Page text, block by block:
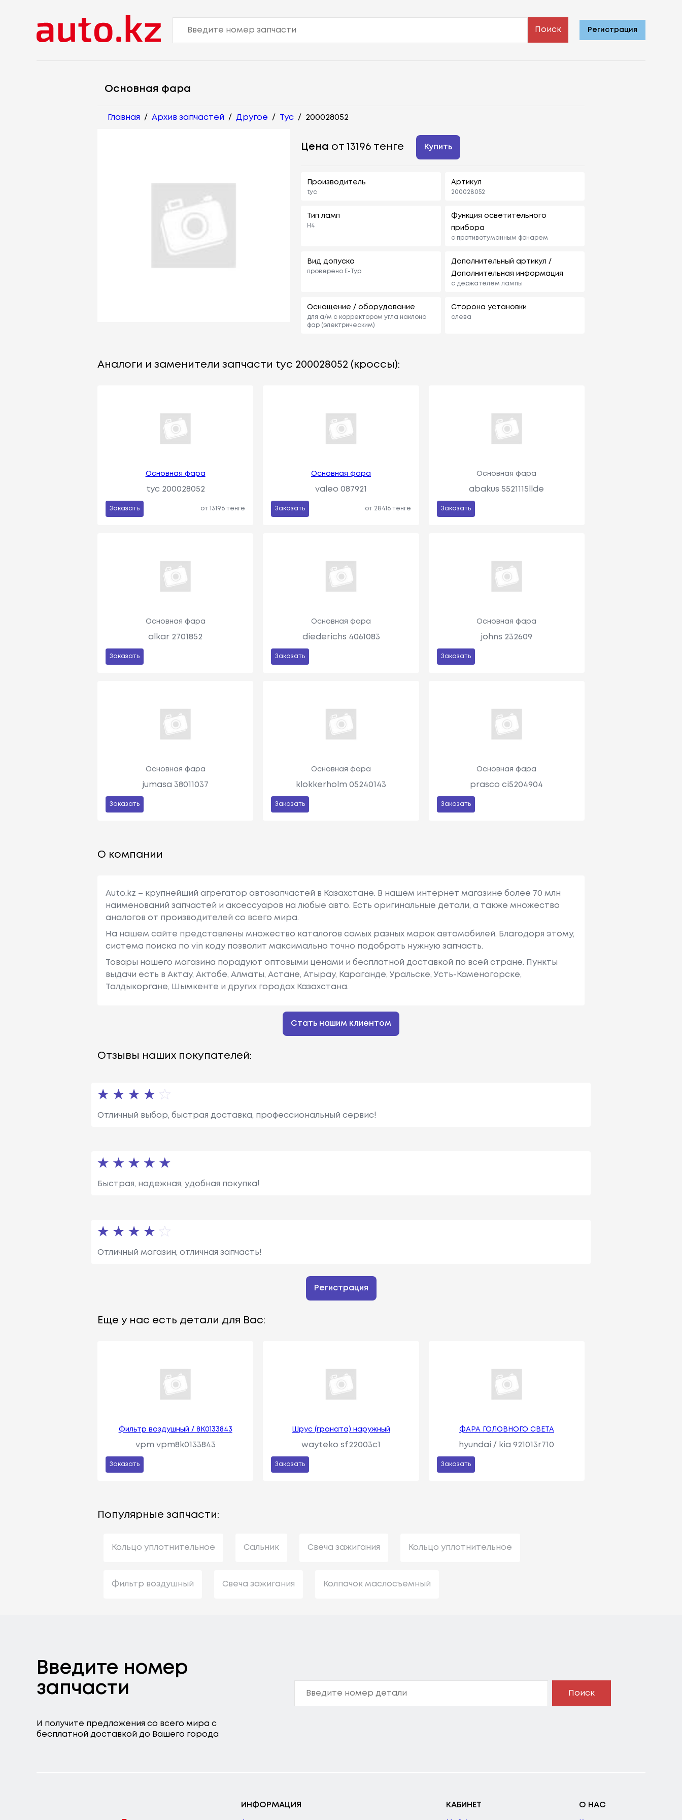
Поиск Регистрация
Основная фара
Главная / Архив запчастей / Другое / Tyc / 200028052
Цена от 13196 тенге Купить
Производитель
tyc
Артикул
200028052
Тип ламп
H4
Функция осветительного
прибора
с противотуманным фонарем
Вид допуска
проверено E-Typ
Дополнительный артикул /
Дополнительная информация
с держателем лампы
Оснащение / оборудование
для а/м с корректором угла наклона
фар (электрическим)
Сторона установки
слева
Аналоги и заменители запчасти tyc 200028052 (кроссы):
Основная фара
tyc 200028052
Заказать от 13196 тенге
Основная фара
valeo 087921
Заказать от 28416 тенге
Основная фара
abakus 5521115llde
Заказать
Основная фара
alkar 2701852
Заказать
Основная фара
diederichs 4061083
Заказать
Основная фара
johns 232609
Заказать
Основная фара
jumasa 38011037
Заказать
Основная фара
klokkerholm 05240143
Заказать
Основная фара
prasco ci5204904
Заказать
О компании
Auto.kz – крупнейший агрегатор автозапчастей в Казахстане. В нашем интернет магазине более 70 млн
наименований запчастей и аксессуаров на любые авто. Есть оригинальные детали, а также множество
аналогов от производителей со всего мира.
На нашем сайте представлены множество каталогов самых разных марок автомобилей. Благодоря этому,
система поиска по vin коду позволит максимально точно подобрать нужную запчасть.
Товары нашего магазина порадуют оптовыми ценами и бесплатной доставкой по всей стране. Пункты
выдачи есть в Актау, Актобе, Алматы, Астане, Атырау, Караганде, Уральске, Усть-Каменогорске,
Талдыкоргане, Шымкенте и других городах Казахстана.
Стать нашим клиентом
Отзывы наших покупателей:
Отличный выбор, быстрая доставка, профессиональный сервис!
Быстрая, надежная, удобная покупка!
Отличный магазин, отличная запчасть!
Регистрация
Еще у нас есть детали для Вас:
Фильтр воздушный / 8K0133843
vpm vpm8k0133843
Заказать
Шрус (граната) наружный
wayteko sf22003c1
Заказать
ФАРА ГОЛОВНОГО СВЕТА
hyundai / kia 921013r710
Заказать
Популярные запчасти:
Кольцо уплотнительное Сальник Свеча зажигания Кольцо уплотнительное
Фильтр воздушный Свеча зажигания Колпачок маслосъемный
Введите номер
запчасти
И получите предложения со всего мира с
бесплатной доставкой до Вашего города
Поиск
ИНФОРМАЦИЯ КАБИНЕТ О НАС